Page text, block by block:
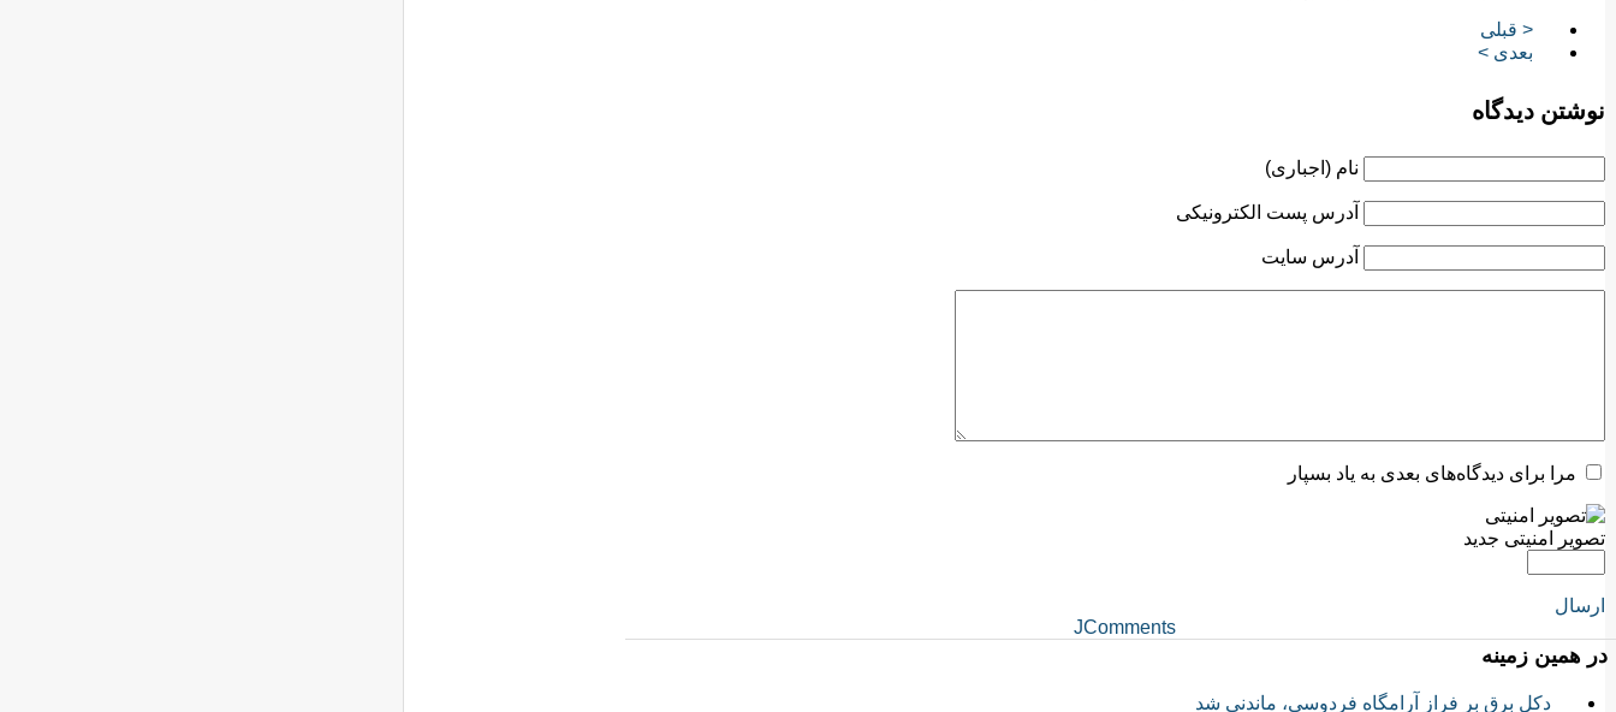
< قبلی
بعدی >
نوشتن دیدگاه
نام (اجباری)
آدرس پست الکترونیکی
آدرس سایت
مرا برای دیدگاه‌های بعدی به یاد بسپار
تصویر امنیتی جدید
ارسال
JComments
در همین زمینه
دكل برق بر فراز آرامگاه فردوسی، ماندنی شد